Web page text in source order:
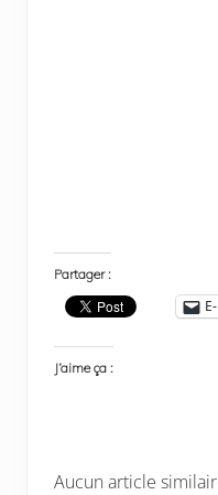
Partager :
J’aime ça :
Aucun article